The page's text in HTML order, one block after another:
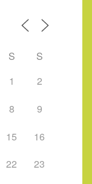
S
S
1
2
8
9
15
16
22
23